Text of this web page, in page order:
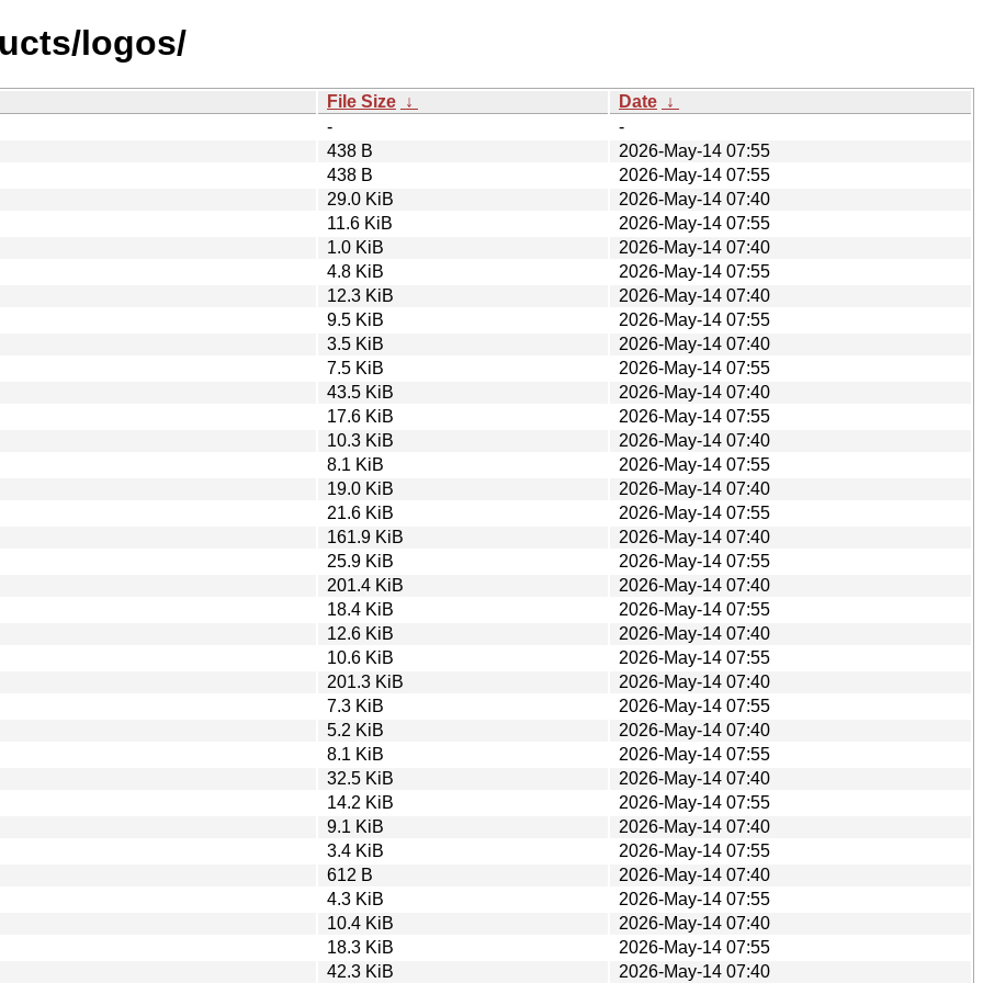
logos/
File Size ↓ Date ↓
-
-
438 B
2026-May-14 07:55
438 B
2026-May-14 07:55
29.0 KiB
2026-May-14 07:40
11.6 KiB
2026-May-14 07:55
1.0 KiB
2026-May-14 07:40
4.8 KiB
2026-May-14 07:55
12.3 KiB
2026-May-14 07:40
9.5 KiB
2026-May-14 07:55
3.5 KiB
2026-May-14 07:40
7.5 KiB
2026-May-14 07:55
43.5 KiB
2026-May-14 07:40
17.6 KiB
2026-May-14 07:55
10.3 KiB
2026-May-14 07:40
8.1 KiB
2026-May-14 07:55
19.0 KiB
2026-May-14 07:40
21.6 KiB
2026-May-14 07:55
161.9 KiB
2026-May-14 07:40
25.9 KiB
2026-May-14 07:55
201.4 KiB
2026-May-14 07:40
18.4 KiB
2026-May-14 07:55
12.6 KiB
2026-May-14 07:40
10.6 KiB
2026-May-14 07:55
201.3 KiB
2026-May-14 07:40
7.3 KiB
2026-May-14 07:55
5.2 KiB
2026-May-14 07:40
8.1 KiB
2026-May-14 07:55
32.5 KiB
2026-May-14 07:40
14.2 KiB
2026-May-14 07:55
9.1 KiB
2026-May-14 07:40
3.4 KiB
2026-May-14 07:55
612 B
2026-May-14 07:40
4.3 KiB
2026-May-14 07:55
10.4 KiB
2026-May-14 07:40
18.3 KiB
2026-May-14 07:55
42.3 KiB
2026-May-14 07:40